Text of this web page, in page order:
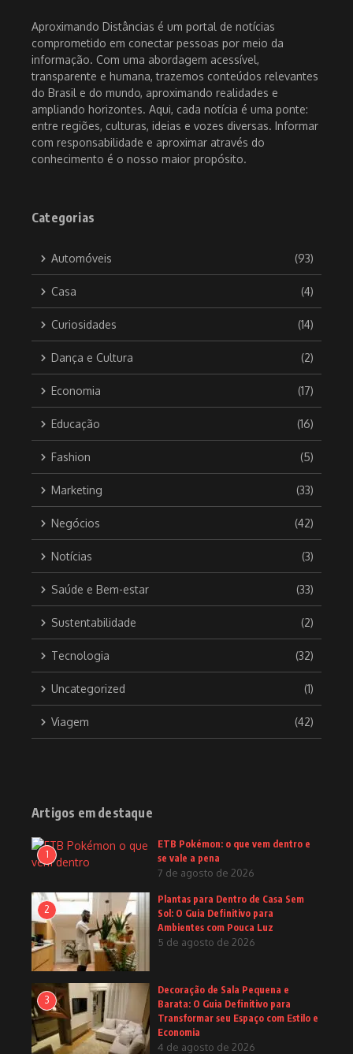
Aproximando Distâncias é um portal de notícias
comprometido em conectar pessoas por meio da
informação. Com uma abordagem acessível,
transparente e humana, trazemos conteúdos relevantes
do Brasil e do mundo, aproximando realidades e
ampliando horizontes. Aqui, cada notícia é uma ponte:
entre regiões, culturas, ideias e vozes diversas. Informar
com responsabilidade e aproximar através do
conhecimento é o nosso maior propósito.
Categorias
Automóveis (93)
Casa (4)
Curiosidades (14)
Dança e Cultura (2)
Economia (17)
Educação (16)
Fashion (5)
Marketing (33)
Negócios (42)
Notícias (3)
Saúde e Bem-estar (33)
Sustentabilidade (2)
Tecnologia (32)
Uncategorized (1)
Viagem (42)
Artigos em destaque
1
ETB Pokémon: o que vem dentro e
se vale a pena
7 de agosto de 2026
2
Plantas para Dentro de Casa Sem
Sol: O Guia Definitivo para
Ambientes com Pouca Luz
5 de agosto de 2026
3
Decoração de Sala Pequena e
Barata: O Guia Definitivo para
Transformar seu Espaço com Estilo e
Economia
4 de agosto de 2026